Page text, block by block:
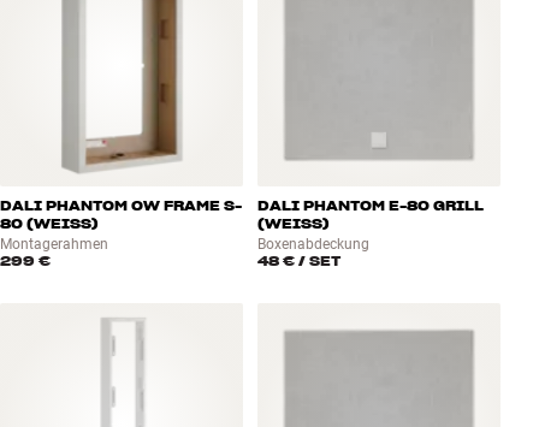
DALI PHANTOM OW FRAME S-
80 (WEISS)
Montagerahmen
299 €
DALI PHANTOM E-80 GRILL
(WEISS)
Boxenabdeckung
48 € / SET